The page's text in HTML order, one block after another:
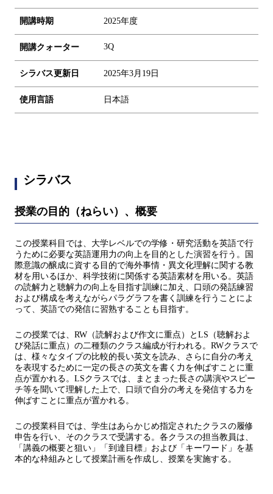
開講時期 2025年度
開講クォーター 3Q
シラバス更新日 2025年3月19日
使用言語 日本語
シラバス
授業の目的（ねらい）、概要
この授業科目では、大学レベルでの学修・研究活動を英語で行
うために必要な英語運用力の向上を目的とした演習を行う。国
際意識の醸成に資する目的で海外事情・異文化理解に関する教
材を用いるほか、科学技術に関係する英語素材を用いる。英語
の読解力と聴解力の向上を目指す訓練に加え、口頭の発話練習
および構成を考えながらパラグラフを書く訓練を行うことによ
って、英語での発信に習熟することも目指す。
この授業では、RW（読解および作文に重点）とLS（聴解およ
び発話に重点）の二種類のクラス編成が行われる。RWクラスで
は、様々なタイプの比較的長い英文を読み、さらに自分の考え
を表現するために一定の長さの英文を書く力を伸ばすことに重
点が置かれる。LSクラスでは、まとまった長さの講演やスピー
チ等を聞いて理解した上で、口頭で自分の考えを発信する力を
伸ばすことに重点が置かれる。
この授業科目では、学生はあらかじめ指定されたクラスの履修
申告を行い、そのクラスで受講する。各クラスの担当教員は、
「講義の概要と狙い」「到達目標」および「キーワード」を基
本的な枠組みとして授業計画を作成し、授業を実施する。